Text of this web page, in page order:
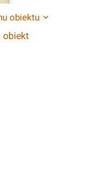
obiektu
obiekt